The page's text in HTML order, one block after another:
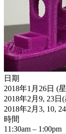
日期
2018年1月26日 (
2018年2月9, 23日
2018年2月3, 10,
時間
11:30am – 1:00pm